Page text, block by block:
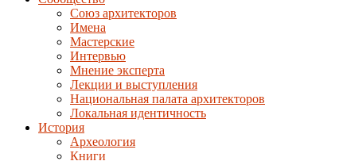
Союз архитекторов
Имена
Мастерские
Интервью
Мнение эксперта
Лекции и выступления
Национальная палата архитекторов
Локальная идентичность
История
Археология
Книги